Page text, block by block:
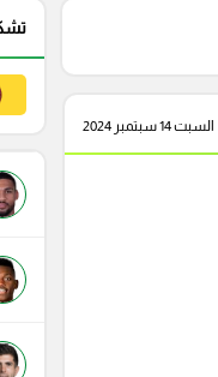
السبت 14 سبتمبر 2024